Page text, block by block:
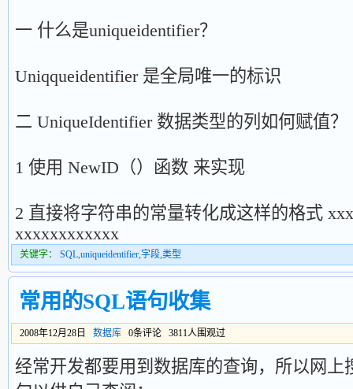
一 什么是uniqueidentifier？
Uniqqueidentifier 是全局唯一的标识
二 UniqueIdentifier 数据类型的列如何赋值？
1 使用 NewID（）函数 来实现
2 直接将字符串的常量转化成这样的格式
xxxxxxxxxxxx
关键字： SQL,uniqueidentifier,字段,类型
常用的SQL语句收集
2008年12月28日 数据库 0条评论 3811人围观过
经常开发都要用到数据库的查询，所以网上